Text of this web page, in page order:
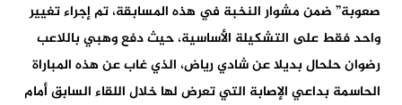
صعوبة” ضمن مشوار النخبة في هذه المسابقة، تم إجراء تغيير
واحد فقط على التشكيلة الأساسية، حيث دفع وهبي باللاعب
رضوان حلحال بديلا عن شادي رياض، الذي غاب عن هذه المباراة
الحاسمة بداعي الإصابة التي تعرض لها خلال اللقاء السابق أمام